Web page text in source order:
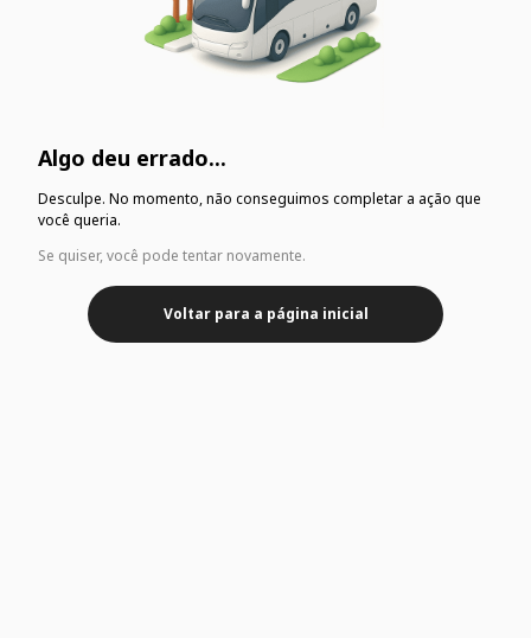
Algo deu errado...
Desculpe. No momento, não conseguimos completar a ação que
você queria.
Se quiser, você pode tentar novamente.
Voltar para a página inicial